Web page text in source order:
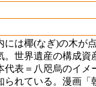
には椰(なぎ)の木が
世界遺産の構成資
表＝八咫烏のイメ
られている。漫画「